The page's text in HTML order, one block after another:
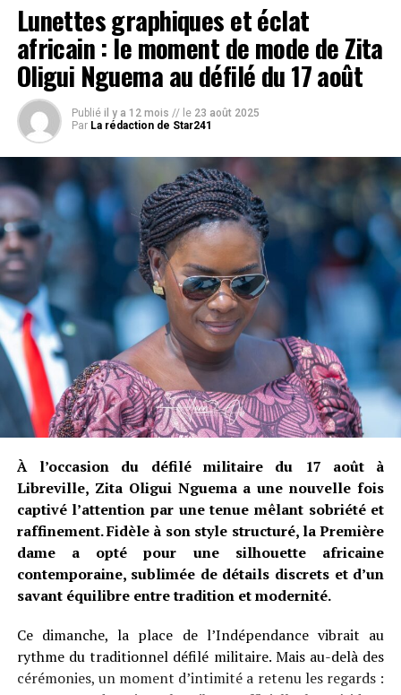
Lunettes graphiques et éclat
africain : le moment de mode de Zita
Oligui Nguema au défilé du 17 août
Publié il y a 12 mois // le 23 août 2025
Par La rédaction de Star241
À l’occasion du défilé militaire du 17 août à
Libreville, Zita Oligui Nguema a une nouvelle fois
captivé l’attention par une tenue mêlant sobriété et
raffinement. Fidèle à son style structuré, la Première
dame a opté pour une silhouette africaine
contemporaine, sublimée de détails discrets et d’un
savant équilibre entre tradition et modernité.
Ce dimanche, la place de l’Indépendance vibrait au
rythme du traditionnel défilé militaire. Mais au-delà des
cérémonies, un moment d’intimité a retenu les regards :